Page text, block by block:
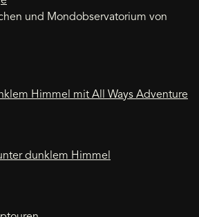
und Mondobservatorium von
Himmel mit All Ways Adventure
dunklem Himmel